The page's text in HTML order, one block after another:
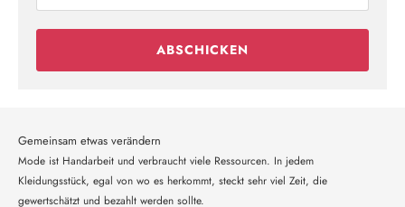
ABSCHICKEN
Gemeinsam etwas verändern
Mode ist Handarbeit und verbraucht viele Ressourcen. In jedem
Kleidungsstück, egal von wo es herkommt, steckt sehr viel Zeit, die
gewertschätzt und bezahlt werden sollte.